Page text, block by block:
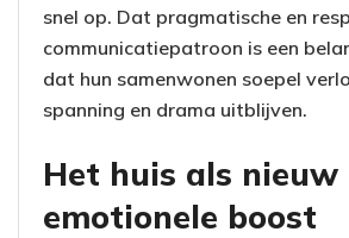
snel op. Dat pragmatische en
communicatiepatroon is een
dat hun samenwonen soepel
spanning en drama uitblijven.
Het huis als nieuw
emotionele boost